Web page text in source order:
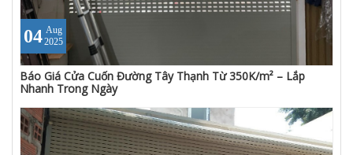
04 Aug
2025
Báo Giá Cửa Cuốn Đường Tây Thạnh Từ 350K/m² – Lắp
Nhanh Trong Ngày